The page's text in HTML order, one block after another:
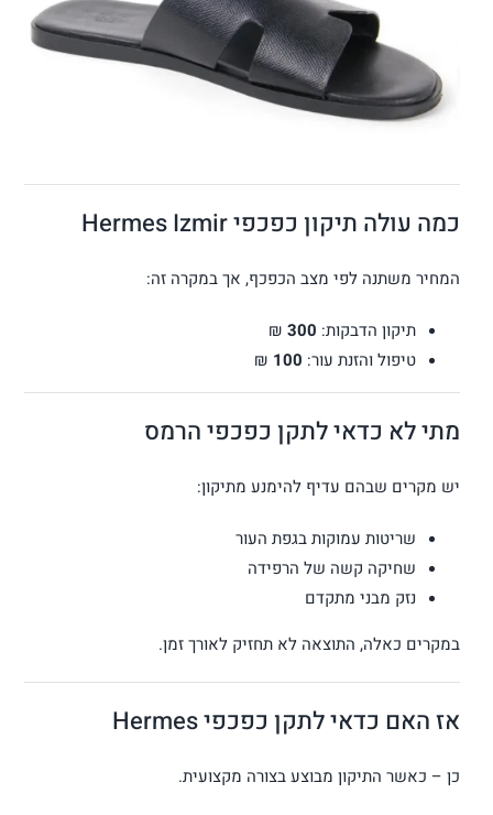
כמה עולה תיקון כפכפי Hermes Izmir
המחיר משתנה לפי מצב הכפכף, אך במקרה זה:
תיקון הדבקות: 300
₪
טיפול והזנת עור: 100
₪
מתי לא כדאי לתקן כפכפי הרמס
יש מקרים שבהם עדיף להימנע מתיקון:
שריטות עמוקות בגפת העור
שחיקה קשה של הרפידה
נזק מבני מתקדם
במקרים כאלה, התוצאה לא תחזיק לאורך זמן.
אז האם כדאי לתקן כפכפי Hermes
כן – כאשר התיקון מבוצע בצורה מקצועית.